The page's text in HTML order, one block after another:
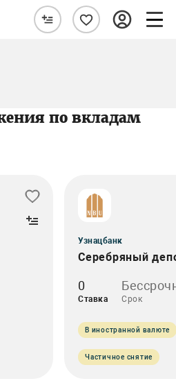
по вкладам
Узнацбанк
Серебряный
0
Ставка Срок
В иностранной валюте
Частичное снятие